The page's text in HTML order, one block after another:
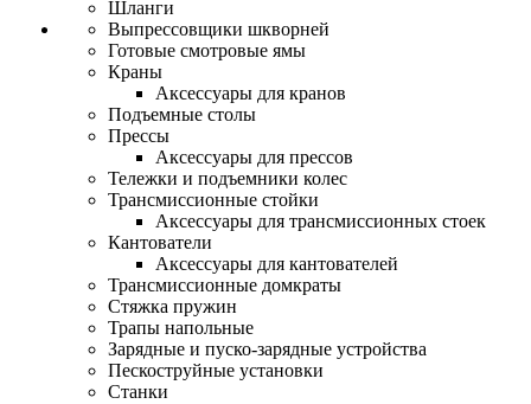
Шланги
Выпрессовщики шкворней
Готовые смотровые ямы
Краны
Аксессуары для кранов
Подъемные столы
Прессы
Аксессуары для прессов
Тележки и подъемники колес
Трансмиссионные стойки
Аксессуары для трансмиссионных стоек
Кантователи
Аксессуары для кантователей
Трансмиссионные домкраты
Стяжка пружин
Трапы напольные
Зарядные и пуско-зарядные устройства
Пескоструйные установки
Станки